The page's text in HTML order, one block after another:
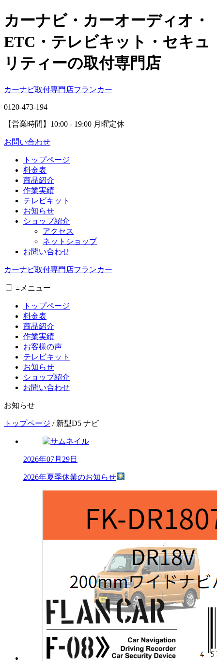
カーナビ・カーオーディオ・
ETC・テレビキット・セキュ
リティーの取付専門店
カーナビ取付専⾨店フランカー
0120-473-194
【営業時間】 10:00 - 19:00 月曜定休
お問い合わせ
トップページ
料金表
商品紹介
作業実績
テレビキット
お知らせ
ショップ紹介
アクセス
ネットショップ
お問い合わせ
カーナビ取付専⾨店フランカー
≡ メニュー
トップページ
料金表
商品紹介
作業実績
お客様の声
テレビキット
お知らせ
ショップ紹介
お問い合わせ
お知らせ
トップページ / 新型D5 ナビ
2026年07月29日
2026年夏季休業のお知らせ